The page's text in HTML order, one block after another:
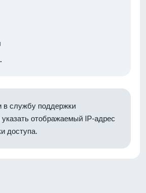
в службу поддержки
указать отображаемый IP-адрес
доступа.